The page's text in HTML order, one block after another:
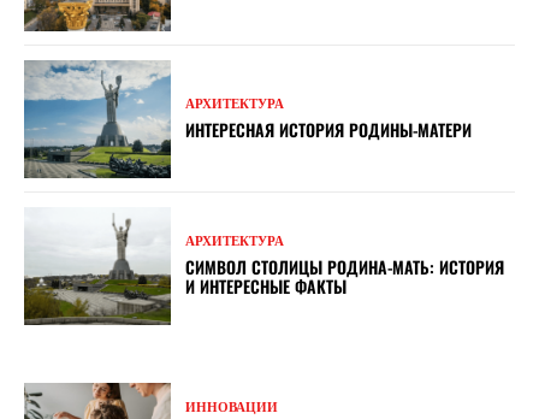
АРХИТЕКТУРА
ИНТЕРЕСНАЯ ИСТОРИЯ РОДИНЫ-МАТЕРИ
АРХИТЕКТУРА
СИМВОЛ СТОЛИЦЫ РОДИНА-МАТЬ: ИСТОРИЯ
И ИНТЕРЕСНЫЕ ФАКТЫ
ИННОВАЦИИ